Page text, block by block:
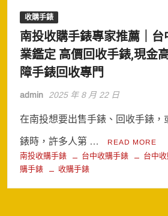
收購手錶
南投收購手錶專家推薦｜
業鑑定 高價回收手錶,現金
障手錶回收專門
admin 2025 年 8 月 22 日
在南投想要出售手錶、回收手錶，
錶時，許多人第 … READ MORE
南投收購手錶 台中收購手錶 台中
購手錶
收購手錶